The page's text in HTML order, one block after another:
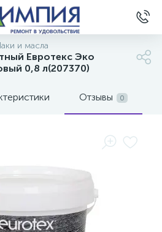
и масла
Евротекс Эко
0,8 л(207370)
Отзывы 0